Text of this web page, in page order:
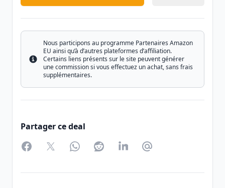
Info
Nous participons au programme Partenaires Amazon
EU ainsi qu’à d’autres plateformes d’affiliation.
Certains liens présents sur le site peuvent générer
une commission si vous effectuez un achat, sans frais
supplémentaires.
Partager ce deal
FacebookTwitterWhatsAppRedditLinkedInPartager par Email